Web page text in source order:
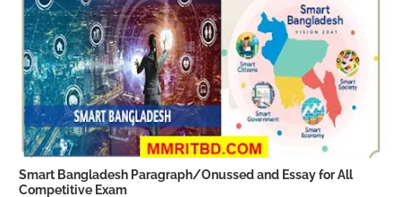
Smart Bangladesh Paragraph/Onussed and Essay for All
Competitive Exam